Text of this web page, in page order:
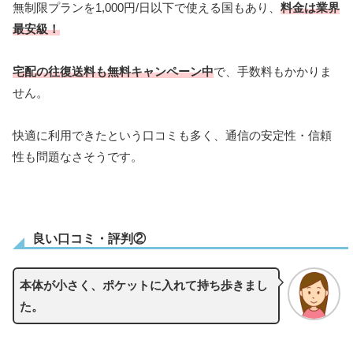
無制限プランを1,000円/日以下で使える国もあり、 料金は業界
最安級！
宅配の往復送料も無料キャンペーン中で、手数料もかかりま
せん。
快適に利用できたという口コミも多く、通信の安定性・信頼
性も問題なさそうです。
良い口コミ・評判②
本体が小さく、ポケットに入れて持ち歩きまし
た。